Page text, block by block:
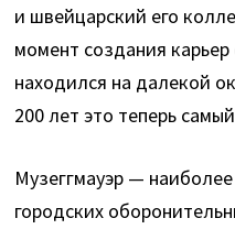
и швейцарский его
момент создания
находился на далекой
200 лет это теперь
Музеггмауэр —
городских